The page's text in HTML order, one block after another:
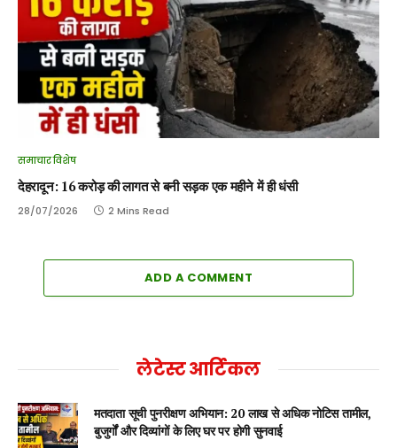
समाचार विशेष
देहरादून: 16 करोड़ की लागत से बनी सड़क एक महीने में ही धंसी
28/07/2026 2 Mins Read
ADD A COMMENT
लेटेस्ट आर्टिकल
मतदाता सूची पुनरीक्षण अभियान: 20 लाख से अधिक नोटिस तामील,
बुजुर्गों और दिव्यांगों के लिए घर पर होगी सुनवाई